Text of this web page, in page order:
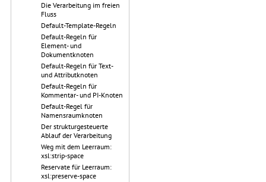
Die Verarbeitung im freien
Fluss
Default-Template-Regeln
Default-Regeln für
Element- und
Dokumentknoten
Default-Regeln für Text-
und Attributknoten
Default-Regeln für
Kommentar- und PI-Knoten
Default-Regel für
Namensraumknoten
Der strukturgesteuerte
Ablauf der Verarbeitung
Weg mit dem Leerraum:
xsl:strip-space
Reservate für Leerraum:
xsl:preserve-space